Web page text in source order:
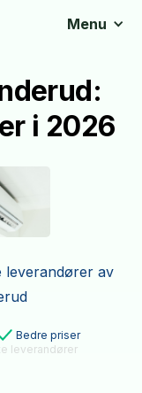
Menu
i 2026
leverandører av
Bedre priser
leverandører